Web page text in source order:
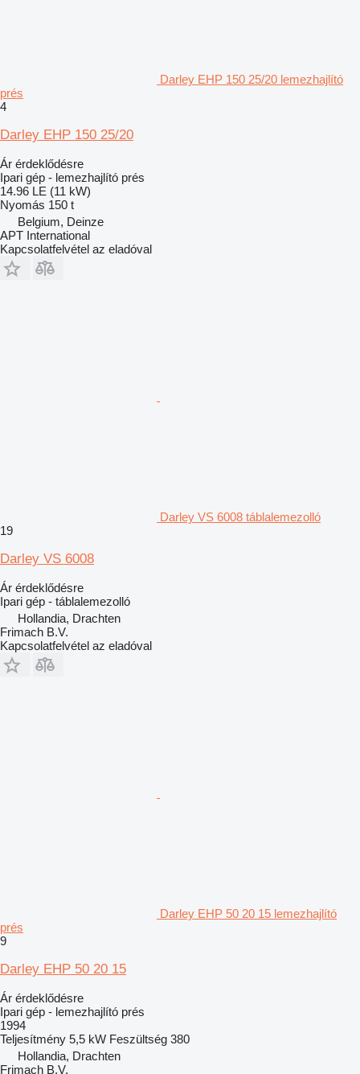
Darley EHP 150 25/20 lemezhajlító
prés
4
Darley EHP 150 25/20
Ár érdeklődésre
Ipari gép - lemezhajlító prés
14.96 LE (11 kW)
Nyomás 150 t
Belgium, Deinze
APT International
Kapcsolatfelvétel az eladóval
Darley VS 6008 táblalemezolló
19
Darley VS 6008
Ár érdeklődésre
Ipari gép - táblalemezolló
Hollandia, Drachten
Frimach B.V.
Kapcsolatfelvétel az eladóval
Darley EHP 50 20 15 lemezhajlító
prés
9
Darley EHP 50 20 15
Ár érdeklődésre
Ipari gép - lemezhajlító prés
1994
Teljesítmény 5,5 kW Feszültség 380
Hollandia, Drachten
Frimach B.V.